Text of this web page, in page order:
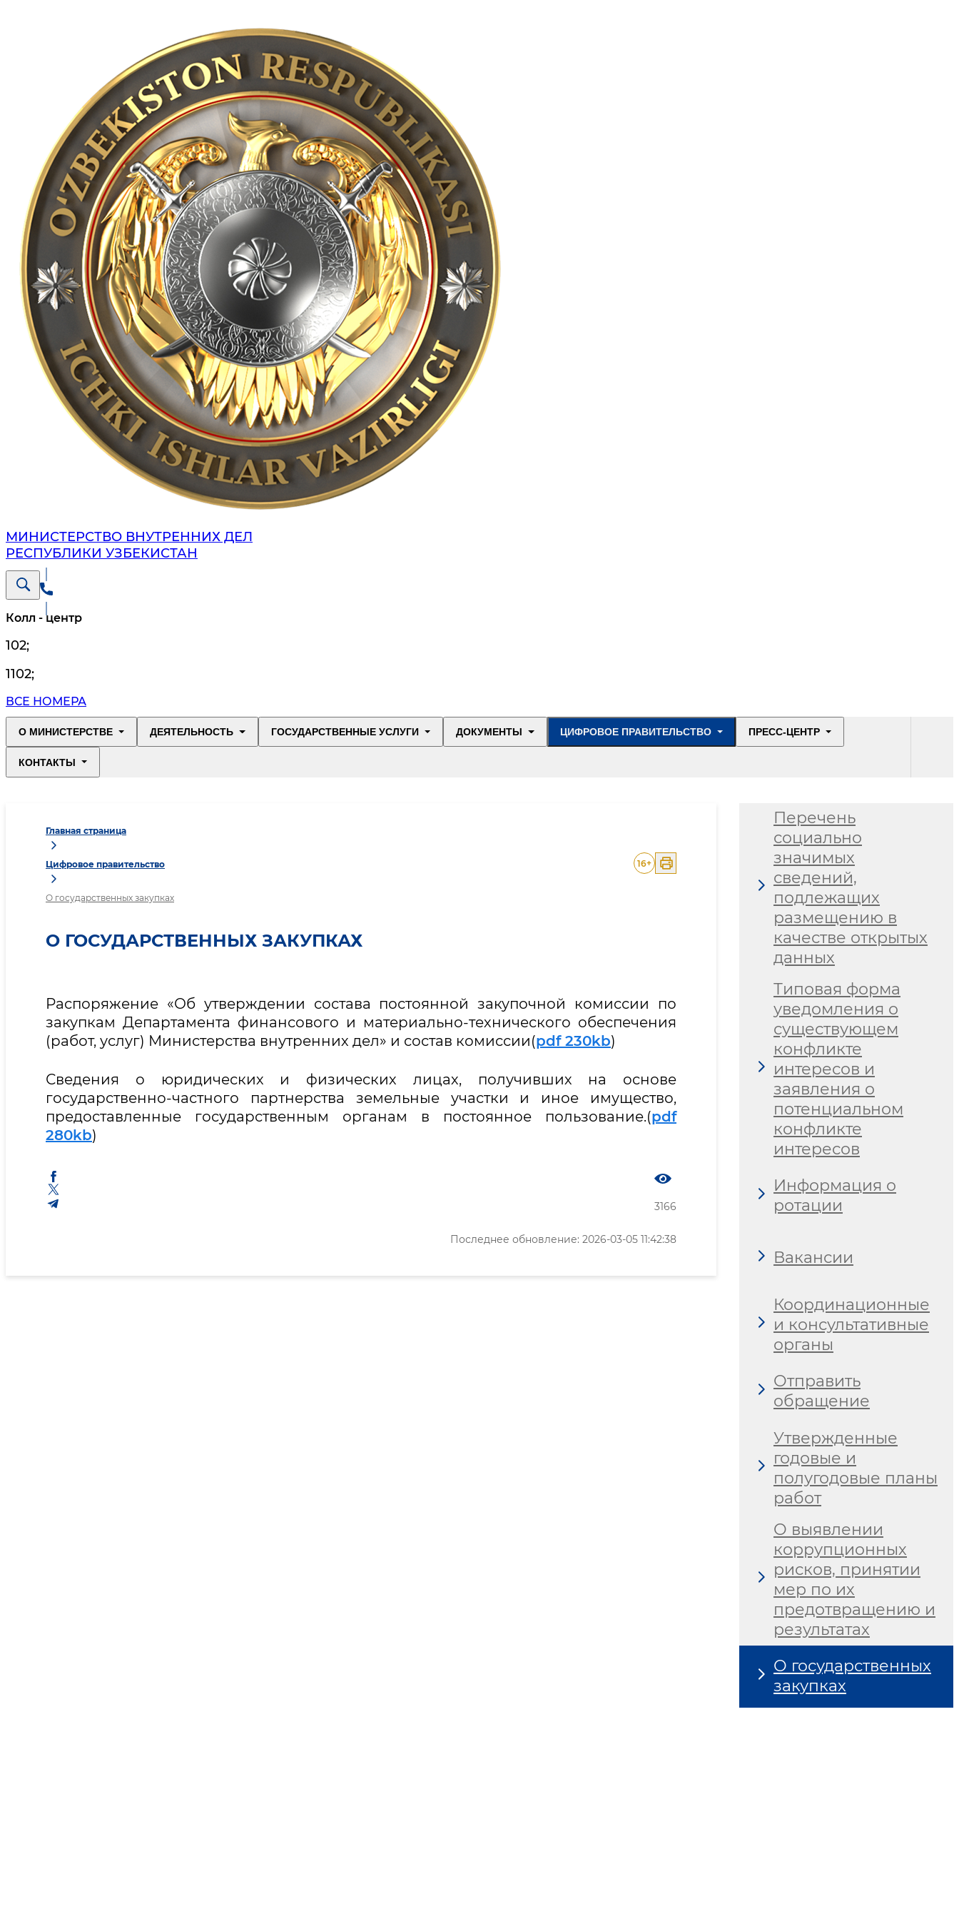
МИНИСТЕРСТВО ВНУТРЕННИХ ДЕЛ
РЕСПУБЛИКИ УЗБЕКИСТАН
Колл - центр
102;
1102;
ВСЕ НОМЕРА
О МИНИСТЕРСТВЕ ДЕЯТЕЛЬНОСТЬ ГОСУДАРСТВЕННЫЕ УСЛУГИ ДОКУМЕНТЫ ЦИФРОВОЕ ПРАВИТЕЛЬСТВО ПРЕСС-ЦЕНТР
КОНТАКТЫ
Главная страница
Цифровое правительство
О государственных закупках
16+
О ГОСУДАРСТВЕННЫХ ЗАКУПКАХ
Распоряжение «Об утверждении состава постоянной закупочной комиссии по
закупкам Департамента финансового и материально-технического обеспечения
(работ, услуг) Министерства внутренних дел» и состав комиссии(pdf 230kb)
Сведения о юридических и физических лицах, получивших на основе
государственно-частного партнерства земельные участки и иное имущество,
предоставленные государственным органам в постоянное пользование.(pdf
280kb)
3166
Последнее обновление: 2026-03-05 11:42:38
деятельности МВД
Перечень
социально
значимых
сведений,
подлежащих
размещению в
качестве открытых
данных
Типовая форма
уведомления о
существующем
конфликте
интересов и
заявления о
потенциальном
конфликте
интересов
Информация о
ротации
Вакансии
Координационные
и консультативные
органы
Отправить
обращение
Утвержденные
годовые и
полугодовые планы
работ
О выявлении
коррупционных
рисков, принятии
мер по их
предотвращению и
результатах
О государственных
закупках